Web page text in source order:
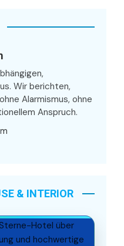
Wir berichten,
Alarmismus, ohne
Anspruch.
& INTERIOR